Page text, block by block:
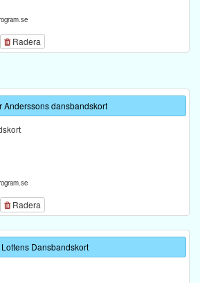
Radera
Anderssons dansbandskort
Radera
Lottens Dansbandskort